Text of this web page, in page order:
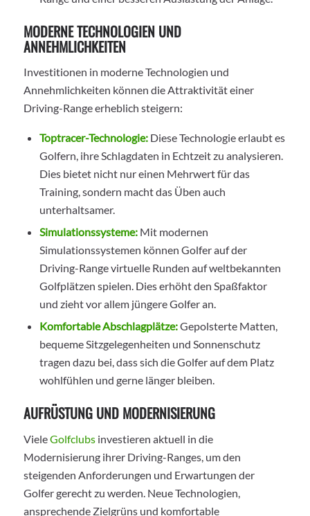
MODERNE TECHNOLOGIEN UND
ANNEHMLICHKEITEN
Investitionen in moderne Technologien und
Annehmlichkeiten können die Attraktivität einer
Driving-Range erheblich steigern:
Toptracer-Technologie:Diese Technologie erlaubt es
Golfern, ihre Schlagdaten in Echtzeit zu analysieren.
Dies bietet nicht nur einen Mehrwert für das
Training, sondern macht das Üben auch
unterhaltsamer.
Simulationssysteme:Mit modernen
Simulationssystemen können Golfer auf der
Driving-Range virtuelle Runden auf weltbekannten
Golfplätzen spielen. Dies erhöht den Spaßfaktor
und zieht vor allem jüngere Golfer an.
Komfortable Abschlagplätze:Gepolsterte Matten,
bequeme Sitzgelegenheiten und Sonnenschutz
tragen dazu bei, dass sich die Golfer auf dem Platz
wohlfühlen und gerne länger bleiben.
AUFRÜSTUNG UND MODERNISIERUNG
VieleGolfclubsinvestieren aktuell in die
Modernisierung ihrer Driving-Ranges, um den
steigenden Anforderungen und Erwartungen der
Golfer gerecht zu werden. Neue Technologien,
ansprechende Zielgrüns und komfortable